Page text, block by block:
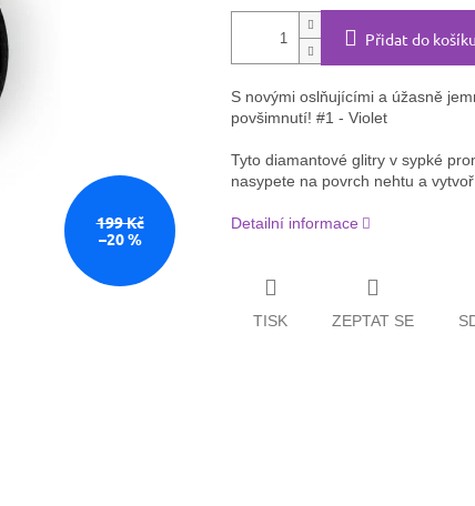
199 Kč
–20 %
Přidat do košíku
S novými oslňujícími a úžasně
povšimnutí! #1 - Violet
Tyto diamantové glitry v sypké
nasypete na povrch nehtu a
Detailní informace
TISK ZEPTAT SE